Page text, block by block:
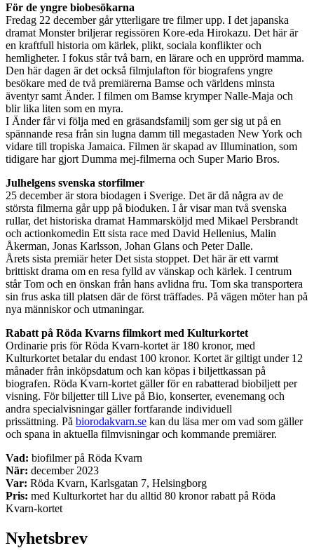
För de yngre biobesökarna
Fredag 22 december går ytterligare tre filmer upp. I det japanska
dramat Monster briljerar regissören Kore-eda Hirokazu. Det här är
en kraftfull historia om kärlek, plikt, sociala konflikter och
hemligheter. I fokus står två barn, en lärare och en upprörd mamma.
Den här dagen är det också filmjulafton för biografens yngre
besökare med de två premiärerna Bamse och världens minsta
äventyr samt Änder. I filmen om Bamse krymper Nalle-Maja och
blir lika liten som en myra.
I Änder får vi följa med en gräsandsfamilj som ger sig ut på en
spännande resa från sin lugna damm till megastaden New York och
vidare till tropiska Jamaica. Filmen är skapad av Illumination, som
tidigare har gjort Dumma mej-filmerna och Super Mario Bros.
Julhelgens svenska storfilmer
25 december är stora biodagen i Sverige. Det är då några av de
största filmerna går upp på bioduken. I år visar man två svenska
rullar, det historiska dramat Hammarsköljd med Mikael Persbrandt
och actionkomedin Ett sista race med David Hellenius, Malin
Åkerman, Jonas Karlsson, Johan Glans och Peter Dalle.
Årets sista premiär heter Det sista stoppet. Det här är ett varmt
brittiskt drama om en resa fylld av vänskap och kärlek. I centrum
står Tom och en önskan från hans avlidna fru. Tom ska transportera
sin frus aska till platsen där de först träffades. På vägen möter han på
nya människor och utmaningar.
Rabatt på Röda Kvarns filmkort med Kulturkortet
Ordinarie pris för Röda Kvarn-kortet är 180 kronor, med
Kulturkortet betalar du endast 100 kronor. Kortet är giltigt under 12
månader från inköpsdatum och kan köpas i biljettkassan på
biografen. Röda Kvarn-kortet gäller för en rabatterad biobiljett per
visning. För biljetter till Live på Bio, konserter, evenemang och
andra specialvisningar gäller fortfarande individuell
prissättning. På biorodakvarn.se kan du läsa mer om vad som gäller
och spana in aktuella filmvisningar och kommande premiärer.
Vad: biofilmer på Röda Kvarn
När: december 2023
Var: Röda Kvarn, Karlsgatan 7, Helsingborg
Pris: med Kulturkortet har du alltid 80 kronor rabatt på Röda
Kvarn-kortet
Nyhetsbrev